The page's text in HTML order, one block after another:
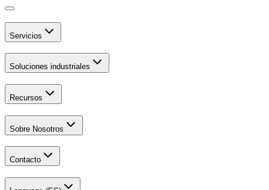
Servicios
Soluciones industriales
Recursos
Sobre Nosotros
Contacto